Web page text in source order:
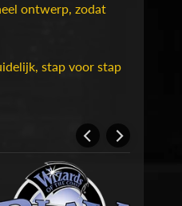
ontwerp, zodat
stap voor stap